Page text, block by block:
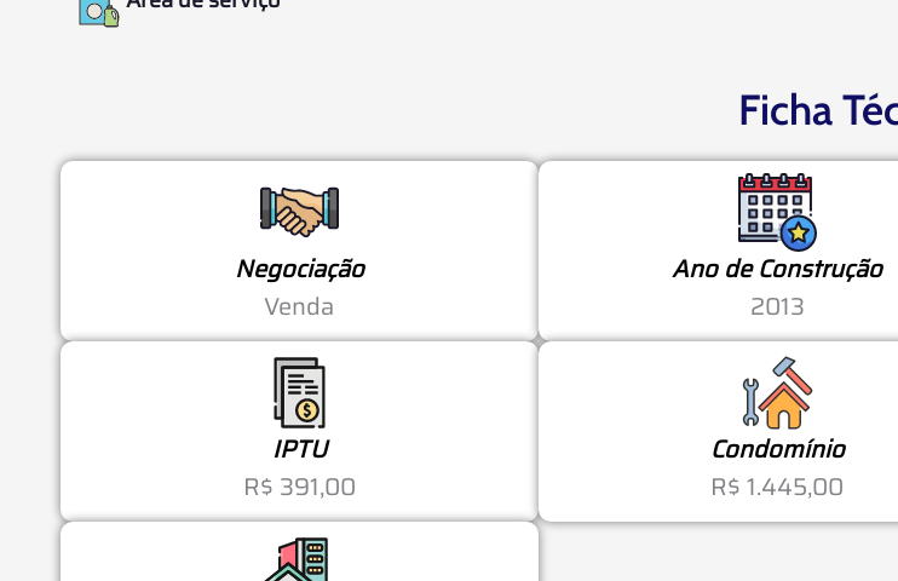
Ficha
Negociação
Venda
Ano de Construção
2013
IPTU
R$ 391,00
Condomínio
R$ 1.445,00